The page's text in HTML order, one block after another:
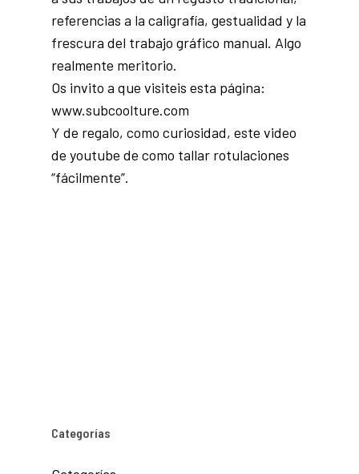
referencias a la caligrafía, gestualidad y la
frescura del trabajo gráfico manual. Algo
realmente meritorio.
Os invito a que visiteis esta página:
www.subcoolture.com
Y de regalo, como curiosidad, este video
de youtube de como tallar rotulaciones
“fácilmente”.
Categorías